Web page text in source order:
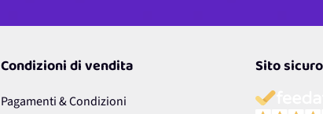
Condizioni di vendita
Pagamenti & Condizioni
Sito sicuro